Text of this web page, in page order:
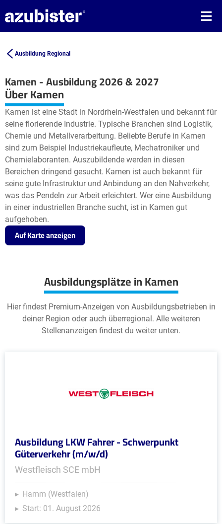
Ausbildung Regional
Kamen - Ausbildung 2026 & 2027
+
−
Leaflet | ©OpenStreetMap2
Über Kamen
Kamen ist eine Stadt in Nordrhein-Westfalen und bekannt für
seine florierende Industrie. Typische Branchen sind Logistik,
Chemie und Metallverarbeitung. Beliebte Berufe in Kamen
sind zum Beispiel Industriekaufleute, Mechatroniker und
Chemielaboranten. Auszubildende werden in diesen
Bereichen dringend gesucht. Kamen ist auch bekannt für
seine gute Infrastruktur und Anbindung an den Nahverkehr,
was das Pendeln zur Arbeit erleichtert. Wer eine Ausbildung
in einer industriellen Branche sucht, ist in Kamen gut
aufgehoben.
Auf Karte anzeigen
Ausbildungsplätze in Kamen
Hier findest Premium-Anzeigen von Ausbildungsbetrieben in
deiner Region oder auch überregional. Alle weiteren
Stellenanzeigen findest du weiter unten.
Ausbildung LKW Fahrer - Schwerpunkt
Güterverkehr (m/w/d)
Westfleisch SCE mbH
Hamm (Westfalen)
Start: 01. August 2026